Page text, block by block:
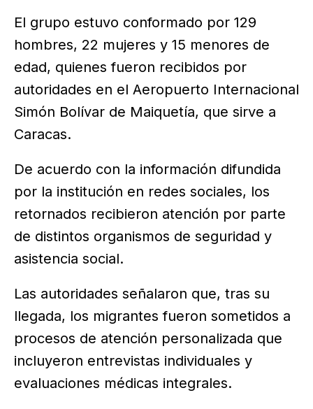
El grupo estuvo conformado por 129
hombres, 22 mujeres y 15 menores de
edad, quienes fueron recibidos por
autoridades en el Aeropuerto Internacional
Simón Bolívar de Maiquetía, que sirve a
Caracas.
De acuerdo con la información difundida
por la institución en redes sociales, los
retornados recibieron atención por parte
de distintos organismos de seguridad y
asistencia social.
Las autoridades señalaron que, tras su
llegada, los migrantes fueron sometidos a
procesos de atención personalizada que
incluyeron entrevistas individuales y
evaluaciones médicas integrales.